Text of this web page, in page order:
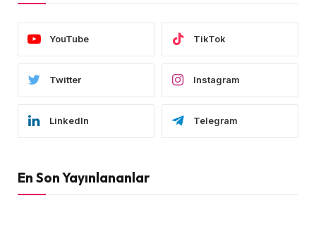
YouTube TikTok
Twitter Instagram
LinkedIn Telegram
En Son Yayınlananlar